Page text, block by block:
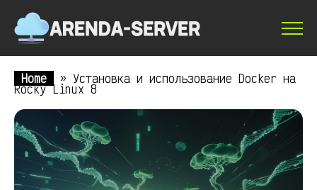
Home » Установка и использование Docker на
Rocky Linux 8